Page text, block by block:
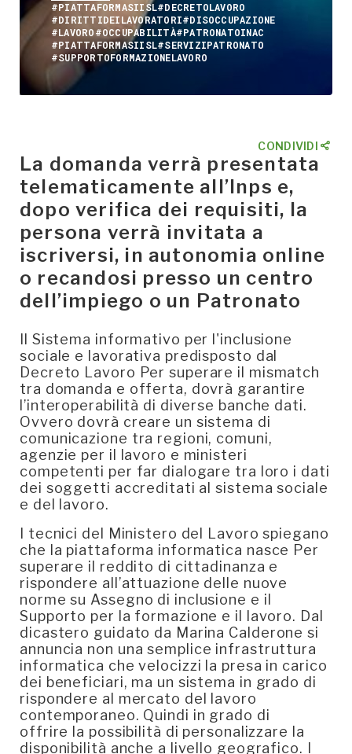
#PIATTAFORMASIISL#DECRETOLAVORO
#DIRITTIDEILAVORATORI#DISOCCUPAZIONE
#LAVORO#OCCUPABILITÀ#PATRONATOINAC
#PIATTAFORMASIISL#SERVIZIPATRONATO
#SUPPORTOFORMAZIONELAVORO
CONDIVIDI
La domanda verrà presentata
telematicamente all’Inps e,
dopo verifica dei requisiti, la
persona verrà invitata a
iscriversi, in autonomia online
o recandosi presso un centro
dell’impiego o un Patronato
Il Sistema informativo per l'inclusione
sociale e lavorativa predisposto dal
Decreto Lavoro Per superare il mismatch
tra domanda e offerta, dovrà garantire
l’interoperabilità di diverse banche dati.
Ovvero dovrà creare un sistema di
comunicazione tra regioni, comuni,
agenzie per il lavoro e ministeri
competenti per far dialogare tra loro i dati
dei soggetti accreditati al sistema sociale
e del lavoro.
I tecnici del Ministero del Lavoro spiegano
che la piattaforma informatica nasce Per
superare il reddito di cittadinanza e
rispondere all’attuazione delle nuove
norme su Assegno di inclusione e il
Supporto per la formazione e il lavoro. Dal
dicastero guidato da Marina Calderone si
annuncia non una semplice infrastruttura
informatica che velocizzi la presa in carico
dei beneficiari, ma un sistema in grado di
rispondere al mercato del lavoro
contemporaneo. Quindi in grado di
offrire la possibilità di personalizzare la
disponibilità anche a livello geografico. I